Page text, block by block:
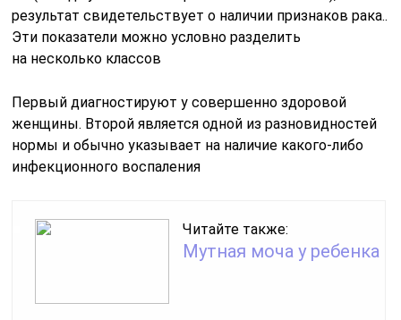
результат свидетельствует о наличии признаков рака..
Эти показатели можно условно разделить
на несколько классов
Первый диагностируют у совершенно здоровой
женщины. Второй является одной из разновидностей
нормы и обычно указывает на наличие какого-либо
инфекционного воспаления
Читайте также:
Мутная моча у ребенка